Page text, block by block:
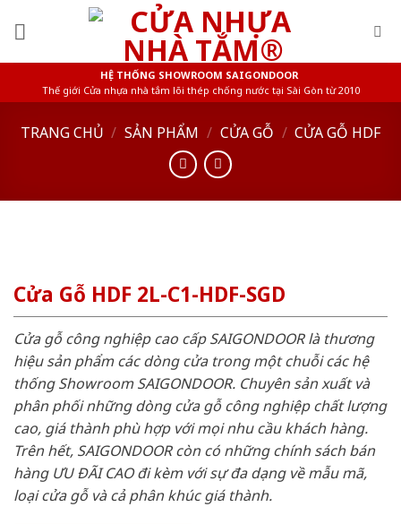
HỆ THỐNG SHOWROOM SAIGONDOOR
Thế giới Cửa nhựa nhà tắm lõi thép chống nước tại Sài Gòn từ 2010
TRANG CHỦ / SẢN PHẨM / CỬA GỖ / CỬA GỖ HDF
Cửa Gỗ HDF 2L-C1-HDF-SGD
Cửa gỗ công nghiệp cao cấp SAIGONDOOR là thương
hiệu sản phẩm các dòng cửa trong một chuỗi các hệ
thống Showroom SAIGONDOOR. Chuyên sản xuất và
phân phối những dòng cửa gỗ công nghiệp chất lượng
cao, giá thành phù hợp với mọi nhu cầu khách hàng.
Trên hết, SAIGONDOOR còn có những chính sách bán
hàng ƯU ĐÃI CAO đi kèm với sự đa dạng về mẫu mã,
loại cửa gỗ và cả phân khúc giá thành.